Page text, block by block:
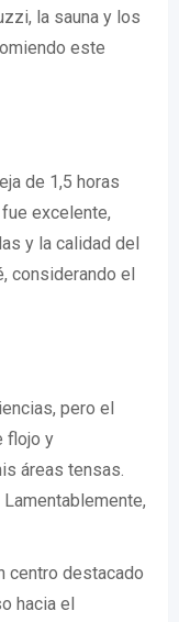
la sauna y los
este
de 1,5 horas
excelente,
y la calidad del
considerando el
pero el
flojo y
áreas tensas.
centro destacado
hacia el